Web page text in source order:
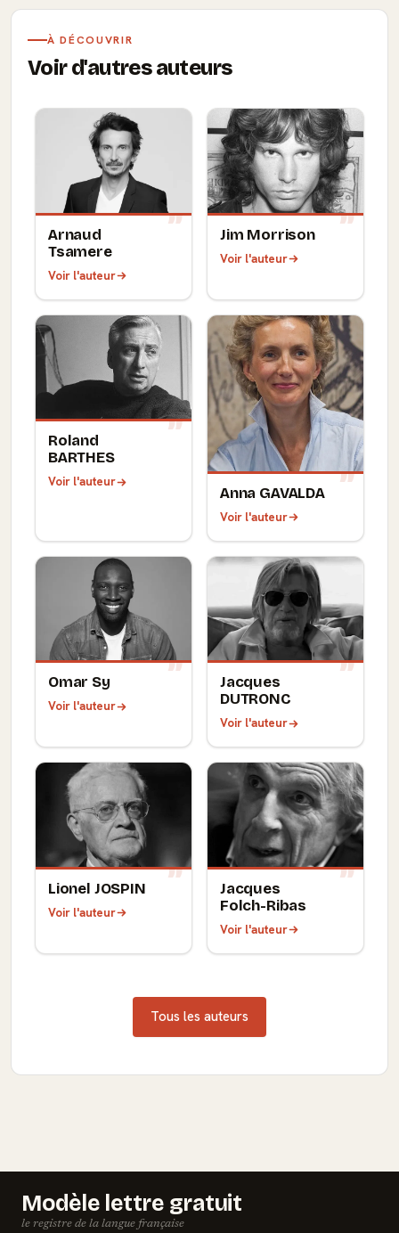
À DÉCOUVRIR
Voir d'autres auteurs
Arnaud
Tsamere
Voir l'auteur
Jim Morrison
Voir l'auteur
Roland
BARTHES
Voir l'auteur
Anna GAVALDA
Voir l'auteur
Omar Sy
Voir l'auteur
Jacques
DUTRONC
Voir l'auteur
Lionel JOSPIN
Voir l'auteur
Jacques
Folch-Ribas
Voir l'auteur
Tous les auteurs
Modèle lettre gratuit
le registre de la langue française